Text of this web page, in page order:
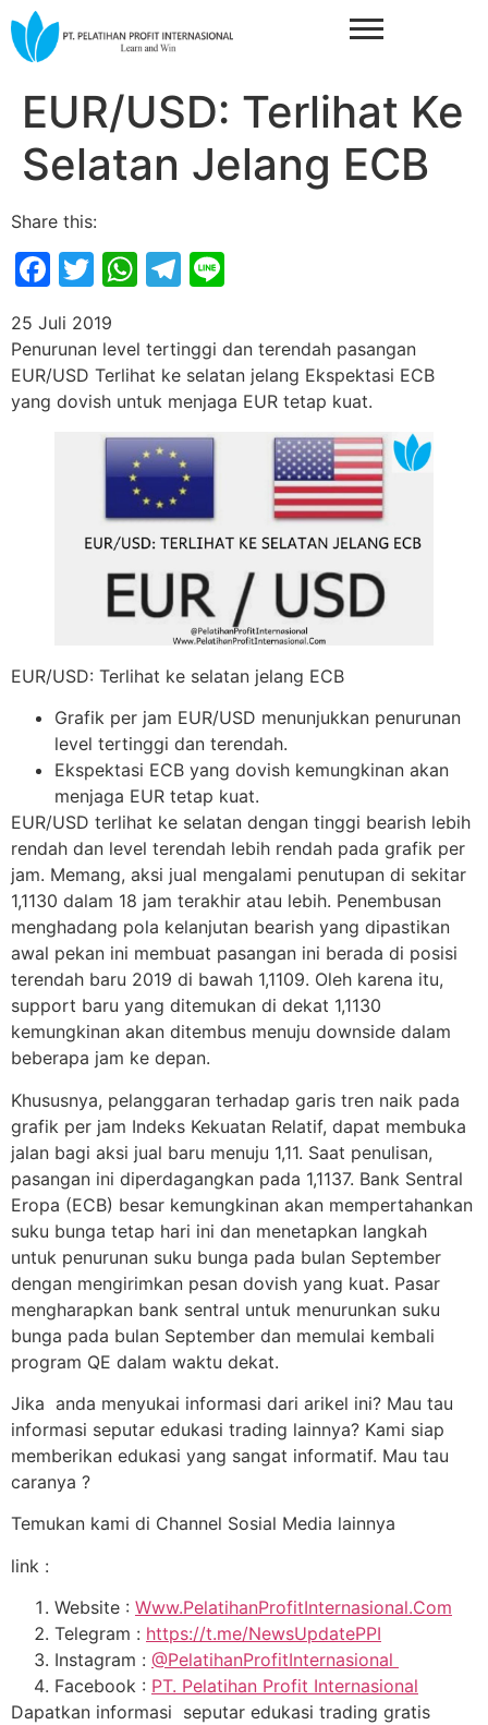
EUR/USD: Terlihat Ke
Selatan Jelang ECB
Share this:
Facebook
Twitter
WhatsApp
Telegram
25 Juli 2019
Penurunan level tertinggi dan terendah pasangan
EUR/USD Terlihat ke selatan jelang Ekspektasi ECB
yang dovish untuk menjaga EUR tetap kuat.
EUR/USD: Terlihat ke selatan jelang ECB
Grafik per jam EUR/USD menunjukkan penurunan
level tertinggi dan terendah.
Ekspektasi ECB yang dovish kemungkinan akan
menjaga EUR tetap kuat.
EUR/USD terlihat ke selatan dengan tinggi bearish lebih
rendah dan level terendah lebih rendah pada grafik per
jam. Memang, aksi jual mengalami penutupan di sekitar
1,1130 dalam 18 jam terakhir atau lebih. Penembusan
menghadang pola kelanjutan bearish yang dipastikan
awal pekan ini membuat pasangan ini berada di posisi
terendah baru 2019 di bawah 1,1109. Oleh karena itu,
support baru yang ditemukan di dekat 1,1130
kemungkinan akan ditembus menuju downside dalam
beberapa jam ke depan.
Khususnya, pelanggaran terhadap garis tren naik pada
grafik per jam Indeks Kekuatan Relatif, dapat membuka
jalan bagi aksi jual baru menuju 1,11. Saat penulisan,
pasangan ini diperdagangkan pada 1,1137. Bank Sentral
Eropa (ECB) besar kemungkinan akan mempertahankan
suku bunga tetap hari ini dan menetapkan langkah
untuk penurunan suku bunga pada bulan September
dengan mengirimkan pesan dovish yang kuat. Pasar
mengharapkan bank sentral untuk menurunkan suku
bunga pada bulan September dan memulai kembali
program QE dalam waktu dekat.
Jika anda menyukai informasi dari arikel ini? Mau tau
informasi seputar edukasi trading lainnya? Kami siap
memberikan edukasi yang sangat informatif. Mau tau
caranya ?
Temukan kami di Channel Sosial Media lainnya
link :
Website : Www.PelatihanProfitInternasional.Com
Telegram : https://t.me/NewsUpdatePPI
Instagram : @PelatihanProfitInternasional
Facebook : PT. Pelatihan Profit Internasional
Dapatkan informasi seputar edukasi trading gratis